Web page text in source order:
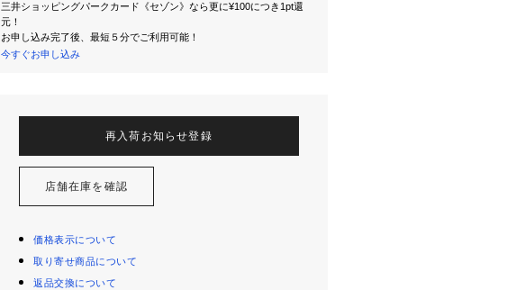
三井ショッピングパークカード《セゾン》なら更に¥100につき1pt還
元！
お申し込み完了後、最短５分でご利用可能！
今すぐお申し込み
再入荷お知らせ登録
店舗在庫を確認
価格表示について
取り寄せ商品について
返品交換について